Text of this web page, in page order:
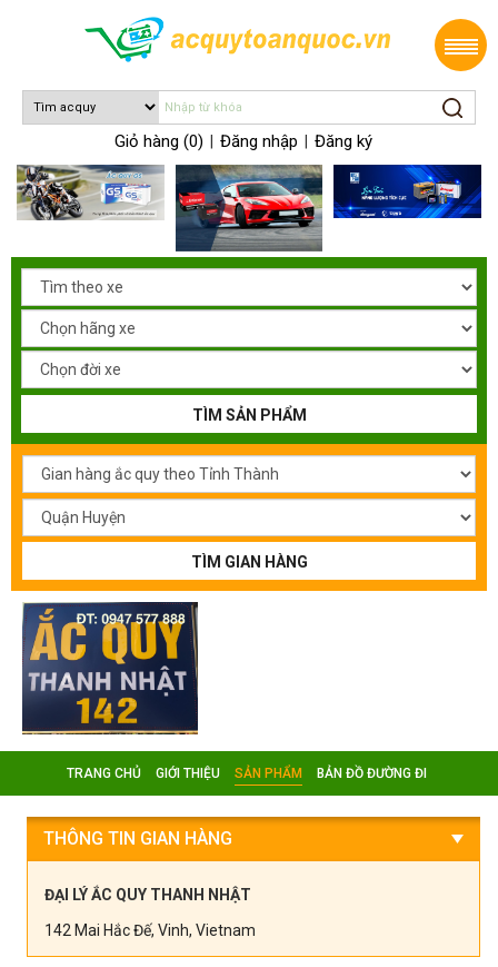
Giỏ hàng (0) Đăng nhập Đăng ký
TÌM SẢN PHẨM
TÌM GIAN HÀNG
TRANG CHỦ GIỚI THIỆU SẢN PHẨM BẢN ĐỒ ĐƯỜNG ĐI
THÔNG TIN GIAN HÀNG
ĐẠI LÝ ẮC QUY THANH NHẬT
142 Mai Hắc Đế, Vinh, Vietnam